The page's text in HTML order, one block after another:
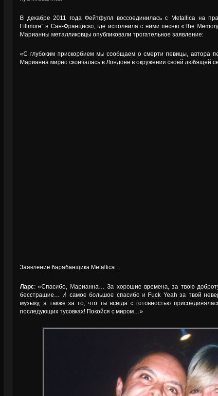
В декабре 2011 года Фейтфулл воссоединилась с Metallica на
Fillmore” в Сан-Франциско, где исполнила с ними песню «The
Марианны металликовцы опубликовали трогательное заявление:
«С глубоким прискорбием мы сообщаем о смерти певицы, автора
Марианна мирно скончалась в Лондоне в окружении своей любящей
Заявление барабанщика Metallica…
Ларс: «Спасибо, Марианна… За хорошие времена, за твою
бесстрашие… И самое большое спасибо и Fuck Yeah за твой
музыку, а также за то, что ты всегда с готовностью
последующих тусовках! Покойся с миром…»